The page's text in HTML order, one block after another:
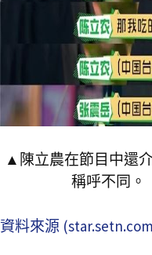
▲陳立農在節目中還
稱呼不同。
資料來源